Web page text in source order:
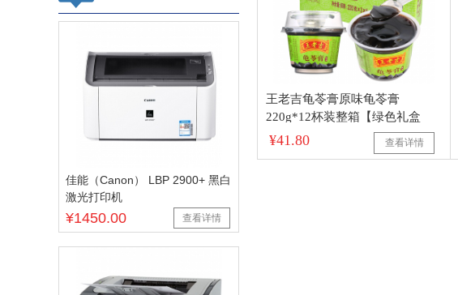
佳能（Canon） LBP 2900+ 黑白
激光打印机
¥1450.00 查看详情
王老吉龟苓膏原味龟苓膏
220g*12杯装整箱【绿色礼盒
装】
¥41.80 查看详情